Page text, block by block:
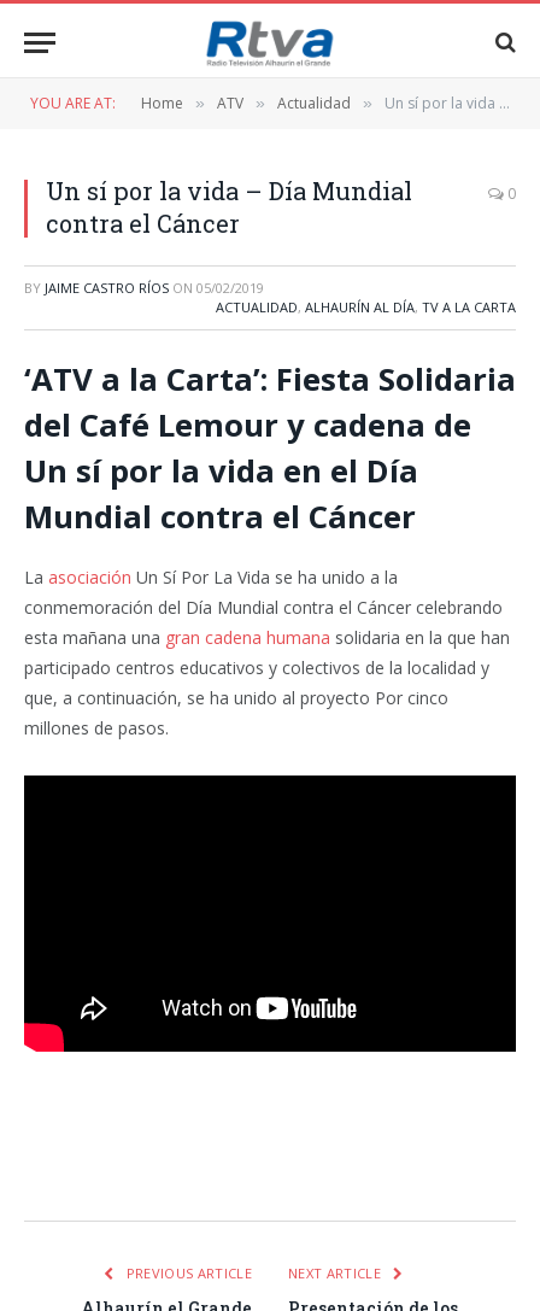
YOU ARE AT: Home » ATV » Actualidad » Un sí por la vida – Día Mundial contra el Cáncer
Un sí por la vida – Día Mundial
contra el Cáncer
0
BY JAIME CASTRO RÍOS ON 05/02/2019
ACTUALIDAD, ALHAURÍN AL DÍA, TV A LA CARTA
‘ATV a la Carta’: Fiesta Solidaria
del Café Lemour y cadena de
Un sí por la vida en el Día
Mundial contra el Cáncer
La asociación Un Sí Por La Vida se ha unido a la
conmemoración del Día Mundial contra el Cáncer celebrando
esta mañana una gran cadena humana solidaria en la que han
participado centros educativos y colectivos de la localidad y
que, a continuación, se ha unido al proyecto Por cinco
millones de pasos.
PREVIOUS ARTICLE NEXT ARTICLE